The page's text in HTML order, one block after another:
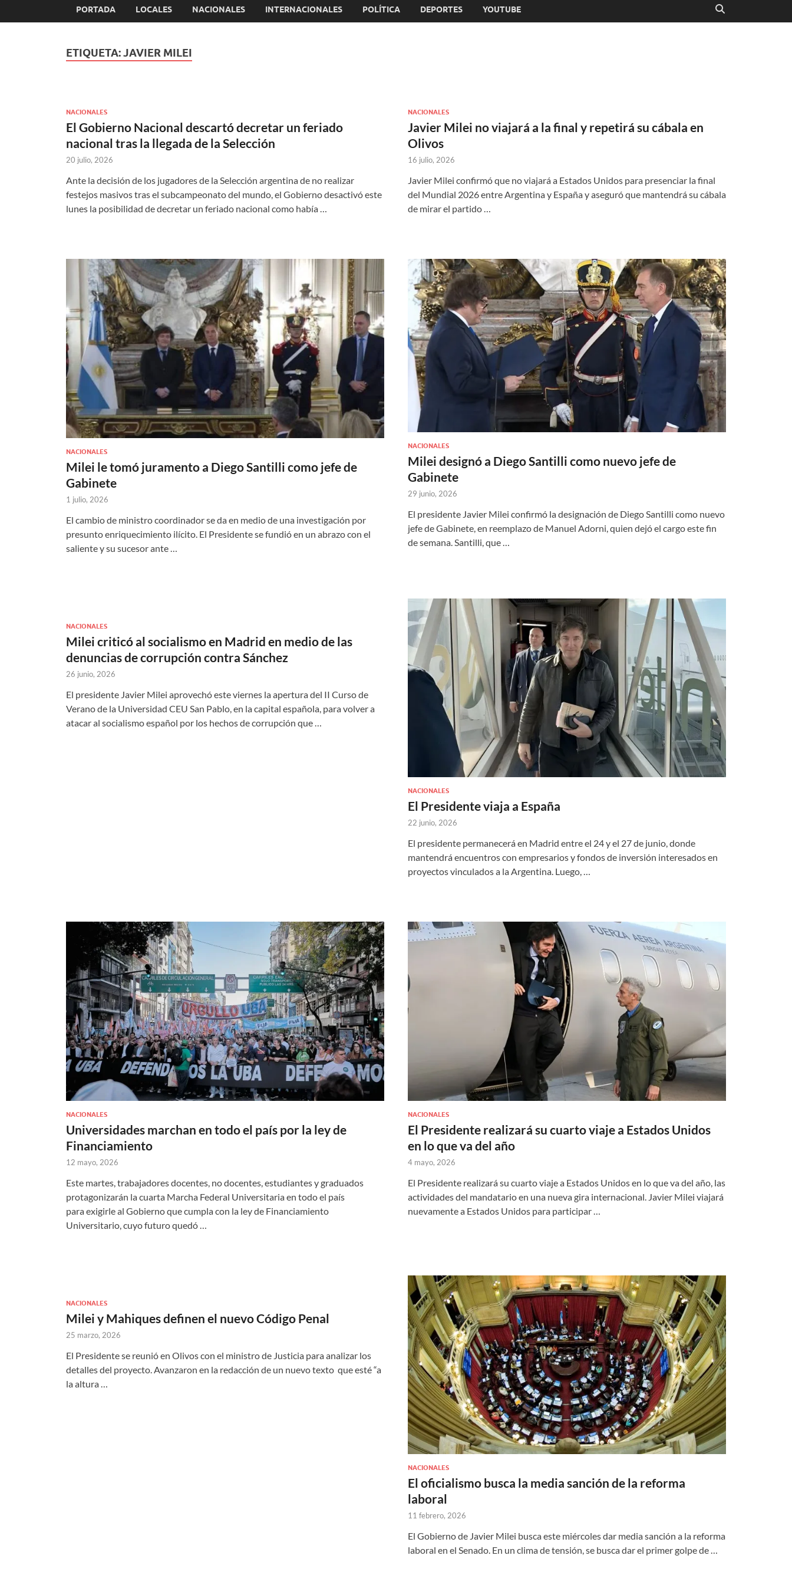
PORTADA LOCALES NACIONALES INTERNACIONALES POLÍTICA DEPORTES YOUTUBE
ETIQUETA:JAVIER MILEI
NACIONALES
El Gobierno Nacional descartó decretar un feriado
nacional tras la llegada de la Selección
20 julio, 2026
Ante la decisión de los jugadores de la Selección argentina de no realizar
festejos masivos tras el subcampeonato del mundo, el Gobierno desactivó este
lunes la posibilidad de decretar un feriado nacional como había …
NACIONALES
Javier Milei no viajará a la final y repetirá su cábala en
Olivos
16 julio, 2026
Javier Milei confirmó que no viajará a Estados Unidos para presenciar la final
del Mundial 2026 entre Argentina y España y aseguró que mantendrá su cábala
de mirar el partido …
NACIONALES
Milei le tomó juramento a Diego Santilli como jefe de
Gabinete
1 julio, 2026
El cambio de ministro coordinador se da en medio de una investigación por
presunto enriquecimiento ilícito. El Presidente se fundió en un abrazo con el
saliente y su sucesor ante …
NACIONALES
Milei designó a Diego Santilli como nuevo jefe de
Gabinete
29 junio, 2026
El presidente Javier Milei confirmó la designación de Diego Santilli como nuevo
jefe de Gabinete, en reemplazo de Manuel Adorni, quien dejó el cargo este fin
de semana. Santilli, que …
NACIONALES
Milei criticó al socialismo en Madrid en medio de las
denuncias de corrupción contra Sánchez
26 junio, 2026
El presidente Javier Milei aprovechó este viernes la apertura del II Curso de
Verano de la Universidad CEU San Pablo, en la capital española, para volver a
atacar al socialismo español por los hechos de corrupción que …
NACIONALES
El Presidente viaja a España
22 junio, 2026
El presidente permanecerá en Madrid entre el 24 y el 27 de junio, donde
mantendrá encuentros con empresarios y fondos de inversión interesados en
proyectos vinculados a la Argentina. Luego, …
NACIONALES
Universidades marchan en todo el país por la ley de
Financiamiento
12 mayo, 2026
Este martes, trabajadores docentes, no docentes, estudiantes y graduados
protagonizarán la cuarta Marcha Federal Universitaria en todo el país
para exigirle al Gobierno que cumpla con la ley de Financiamiento
Universitario, cuyo futuro quedó …
NACIONALES
El Presidente realizará su cuarto viaje a Estados Unidos
en lo que va del año
4 mayo, 2026
El Presidente realizará su cuarto viaje a Estados Unidos en lo que va del año, las
actividades del mandatario en una nueva gira internacional. Javier Milei viajará
nuevamente a Estados Unidos para participar …
NACIONALES
Milei y Mahiques definen el nuevo Código Penal
25 marzo, 2026
El Presidente se reunió en Olivos con el ministro de Justicia para analizar los
detalles del proyecto. Avanzaron en la redacción de un nuevo texto que esté “a
la altura …
NACIONALES
El oficialismo busca la media sanción de la reforma
laboral
11 febrero, 2026
El Gobierno de Javier Milei busca este miércoles dar media sanción a la reforma
laboral en el Senado. En un clima de tensión, se busca dar el primer golpe de …